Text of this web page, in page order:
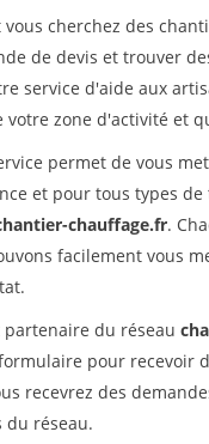
cherchez des
de devis et trouver
service d'aide aux
votre zone d'activité et
permet de vous
et pour tous types
chauffage.fr.
facilement vous
partenaire du réseau
pour recevoir
recevrez des
du réseau.